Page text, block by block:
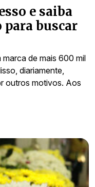
e saiba
para buscar
de mais 600 mil
diariamente,
outros motivos. Aos